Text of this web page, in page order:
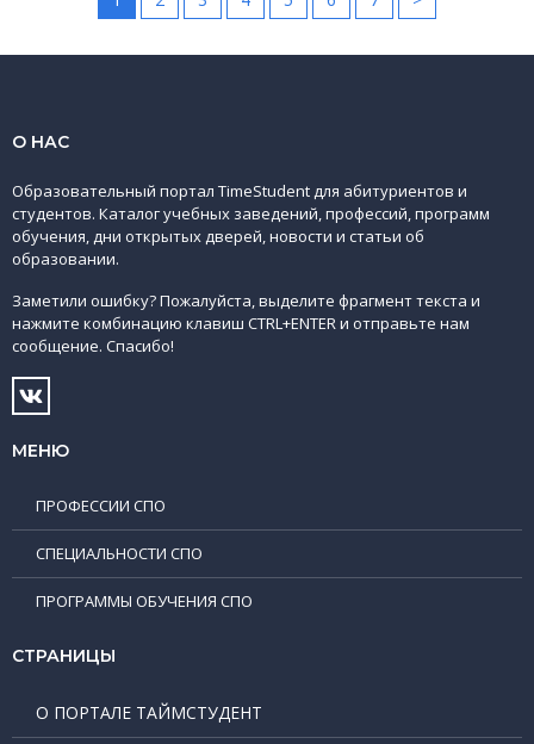
О НАС
Образовательный портал TimeStudent для абитуриентов и
студентов. Каталог учебных заведений, профессий, программ
обучения, дни открытых дверей, новости и статьи об
образовании.
Заметили ошибку? Пожалуйста, выделите фрагмент текста и
нажмите комбинацию клавиш CTRL+ENTER и отправьте нам
сообщение. Спасибо!
МЕНЮ
ПРОФЕССИИ СПО
СПЕЦИАЛЬНОСТИ СПО
ПРОГРАММЫ ОБУЧЕНИЯ СПО
СТРАНИЦЫ
О ПОРТАЛЕ ТАЙМСТУДЕНТ